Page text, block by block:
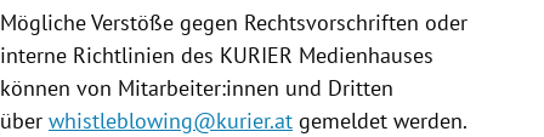
Mögliche Verstöße gegen Rechtsvorschriften oder
interne Richtlinien des KURIER Medienhauses
können von Mitarbeiter:innen und Dritten
über whistleblowing@kurier.at gemeldet werden.